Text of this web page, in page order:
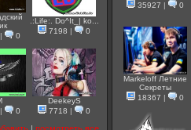
| 0
.:Life:. Do^It_| ko...
7198 | 0
| 0
DeekeyS
7718 | 0
35927 | 0
Markeloff Летние
Секреты
18367 | 0